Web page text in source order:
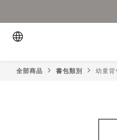
全部商品 書包類別 幼童